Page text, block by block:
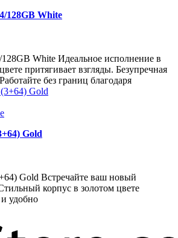
128GB White
White Идеальное исполнение в
притягивает взгляды. Безупречная
без границ благодаря
Gold
Gold Встречайте ваш новый
корпус в золотом цвете
и удобно